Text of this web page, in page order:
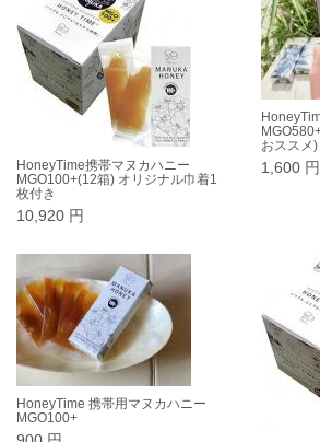
HoneyTime携帯マヌカハニー
MGO100+(12箱) オリジナル巾着1
枚付き
10,920 円
おススメ)
1,600 円
HoneyTime 携帯用マヌカハニー
MGO100+